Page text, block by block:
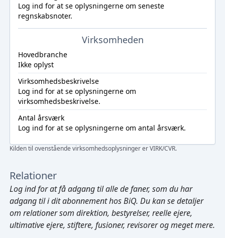
Cmd/Ctrl + K
Log ind for at se oplysningerne om seneste
regnskabsnoter.
Virksomheden
Hovedbranche
Ikke oplyst
Virksomhedsbeskrivelse
Log ind for at se oplysningerne om
virksomhedsbeskrivelse.
Antal årsværk
Log ind for at se oplysningerne om antal årsværk.
Kilden til ovenstående virksomhedsoplysninger er VIRK/CVR.
Relationer
Log indfor at få adgang til alle de faner, som du har
adgang til i dit abonnement hos BiQ. Du kan se detaljer
om relationer som direktion, bestyrelser, reelle ejere,
ultimative ejere, stiftere, fusioner, revisorer og meget mere.